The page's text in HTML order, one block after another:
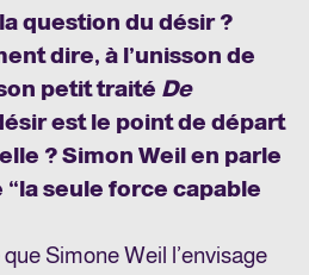
question du désir ?
dire, à l’unisson de
petit traité De
est le point de départ
? Simon Weil en parle
seule force capable
Simone Weil l’envisage